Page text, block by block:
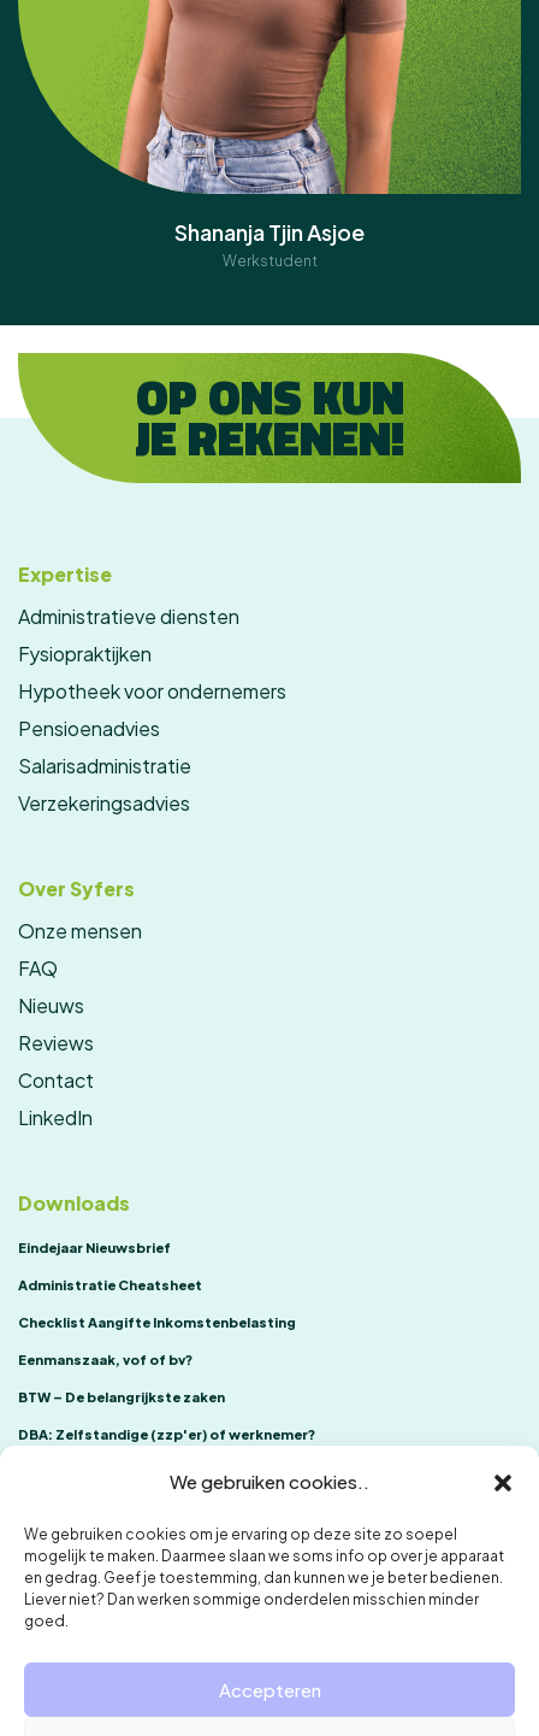
We gebruiken cookies..
We gebruiken cookies om je ervaring op deze site zo soepel
mogelijk te maken. Daarmee slaan we soms info op over je apparaat
en gedrag. Geef je toestemming, dan kunnen we je beter bedienen.
Liever niet? Dan werken sommige onderdelen misschien minder
goed.
Accepteren
Shananja Tjin Asjoe
Werkstudent
OP ONS KUN
JE REKENEN!
Expertise
Administratieve diensten
Fysiopraktijken
Hypotheek voor ondernemers
Pensioenadvies
Salarisadministratie
Verzekeringsadvies
Over Syfers
Onze mensen
FAQ
Nieuws
Reviews
Contact
LinkedIn
Downloads
Eindejaar Nieuwsbrief
Administratie Cheatsheet
Checklist Aangifte Inkomstenbelasting
Eenmanszaak, vof of bv?
BTW – De belangrijkste zaken
DBA: Zelfstandige (zzp'er) of werknemer?
ONE Accountants
Privacybeleid en cookies